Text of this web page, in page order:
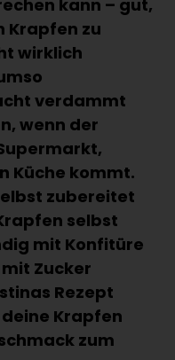
kann – gut,
Krapfen zu
wirklich
verdammt
wenn der
Küche kommt.
zubereitet
selbst
mit Konfitüre
Zucker
Rezept
Krapfen
zum